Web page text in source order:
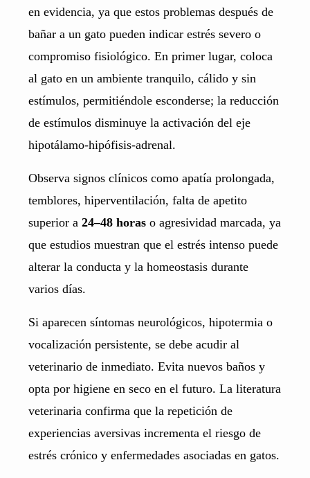
en evidencia, ya que estos problemas después de
bañar a un gato pueden indicar estrés severo o
compromiso fisiológico. En primer lugar, coloca
al gato en un ambiente tranquilo, cálido y sin
estímulos, permitiéndole esconderse; la reducción
de estímulos disminuye la activación del eje
hipotálamo-hipófisis-adrenal.
Observa signos clínicos como apatía prolongada,
temblores, hiperventilación, falta de apetito
superior a 24–48 horas o agresividad marcada, ya
que estudios muestran que el estrés intenso puede
alterar la conducta y la homeostasis durante
varios días.
Si aparecen síntomas neurológicos, hipotermia o
vocalización persistente, se debe acudir al
veterinario de inmediato. Evita nuevos baños y
opta por higiene en seco en el futuro. La literatura
veterinaria confirma que la repetición de
experiencias aversivas incrementa el riesgo de
estrés crónico y enfermedades asociadas en gatos.